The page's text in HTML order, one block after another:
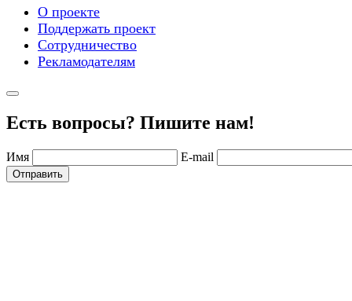
О проекте
Поддержать проект
Сотрудничество
Рекламодателям
Есть вопросы? Пишите нам!
Имя E-mail